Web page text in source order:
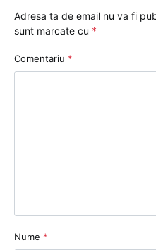
Adresa ta de email nu va fi
sunt marcate cu *
Comentariu *
Nume *